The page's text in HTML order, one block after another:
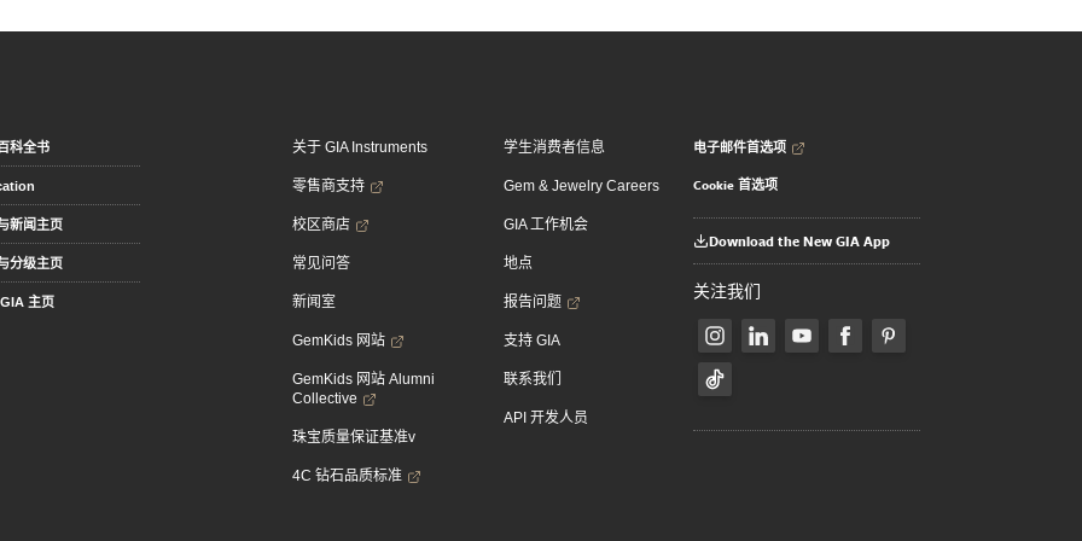
科全书
新闻主页
分级主页
主页
关于 GIA Instruments
零售商支持
校区商店
常见问答
新闻室
GemKids 网站
GemKids 网站 Alumni
Collective
珠宝质量保证基准v
4C 钻石品质标准
学生消费者信息
Gem & Jewelry Careers
GIA 工作机会
地点
报告问题
支持 GIA
联系我们
API 开发人员
电子邮件首选项
Cookie 首选项
Download the New GIA App
关注我们